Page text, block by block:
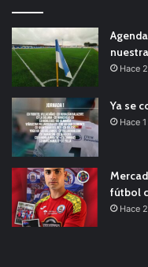
Hace
Ya se
Hace
fútbol
Hace